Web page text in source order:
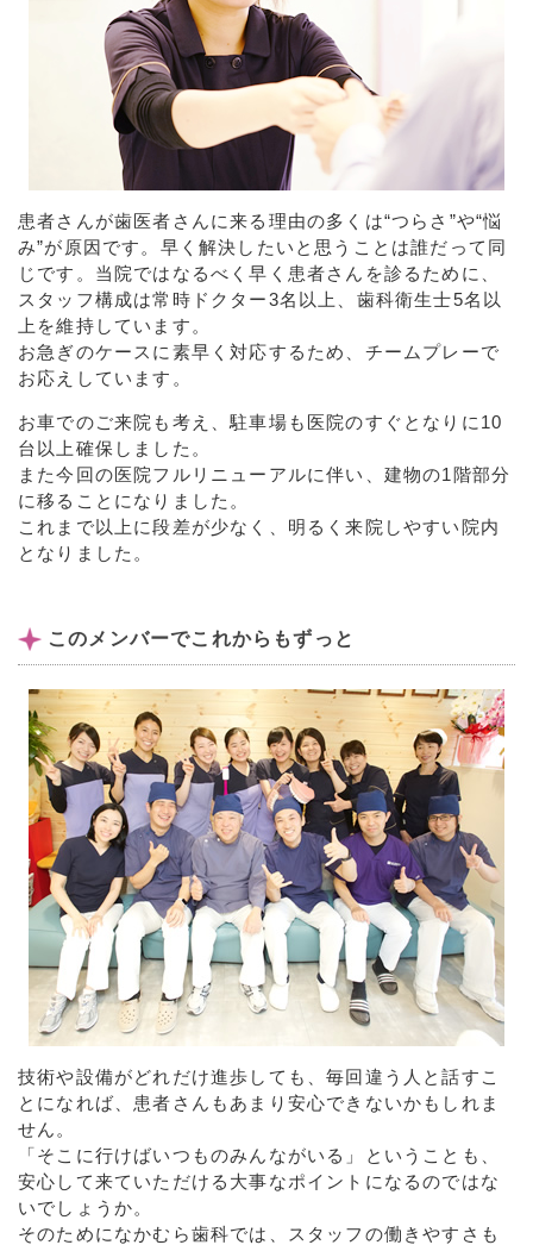
患者さんが歯医者さんに来る理由の多くは“つらさ”や“悩
み”が原因です。早く解決したいと思うことは誰だって同
じです。当院ではなるべく早く患者さんを診るために、
スタッフ構成は常時ドクター3名以上、歯科衛生士5名以
上を維持しています。
お急ぎのケースに素早く対応するため、チームプレーで
お応えしています。
お車でのご来院も考え、駐車場も医院のすぐとなりに10
台以上確保しました。
また今回の医院フルリニューアルに伴い、建物の1階部分
に移ることになりました。
これまで以上に段差が少なく、明るく来院しやすい院内
となりました。
このメンバーでこれからもずっと
技術や設備がどれだけ進歩しても、毎回違う人と話すこ
とになれば、患者さんもあまり安心できないかもしれま
せん。
「そこに行けばいつものみんながいる」ということも、
安心して来ていただける大事なポイントになるのではな
いでしょうか。
そのためになかむら歯科では、スタッフの働きやすさも